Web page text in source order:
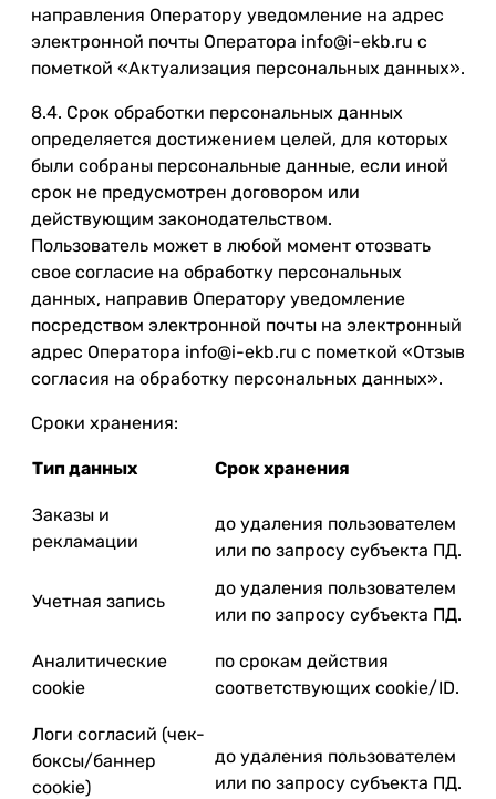
направления Оператору уведомление на адрес
электронной почты Оператора info@i-ekb.ru с
пометкой «Актуализация персональных данных».
8.4. Срок обработки персональных данных
определяется достижением целей, для которых
были собраны персональные данные, если иной
срок не предусмотрен договором или
действующим законодательством.
Пользователь может в любой момент отозвать
свое согласие на обработку персональных
данных, направив Оператору уведомление
посредством электронной почты на электронный
адрес Оператора info@i-ekb.ru с пометкой «Отзыв
согласия на обработку персональных данных».
Сроки хранения:
Тип данных Срок хранения
Заказы и
рекламации
до удаления пользователем
или по запросу субъекта ПД.
Учетная запись
до удаления пользователем
или по запросу субъекта ПД.
Аналитические
cookie
по срокам действия
соответствующих cookie/ID.
Логи согласий (чек-
боксы/баннер
cookie)
до удаления пользователем
или по запросу субъекта ПД.